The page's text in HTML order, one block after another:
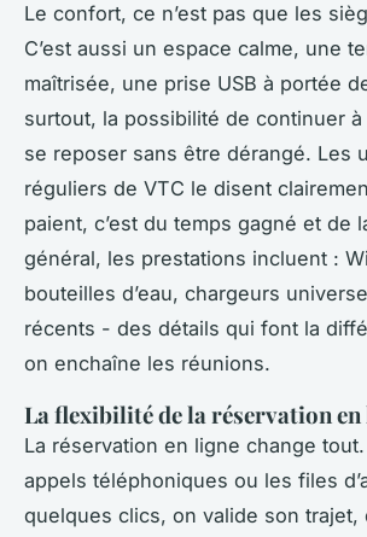
Le confort, ce n’est pas que les
C’est aussi un espace calme, une
maîtrisée, une prise USB à portée
surtout, la possibilité de continuer
se reposer sans être dérangé. Les
réguliers de VTC le disent
paient, c’est du temps gagné et de
général, les prestations incluent :
bouteilles d’eau, chargeurs
récents - des détails qui font la
on enchaîne les réunions.
La flexibilité de la réservation en
La réservation en ligne change
appels téléphoniques ou les files
quelques clics, on valide son trajet,